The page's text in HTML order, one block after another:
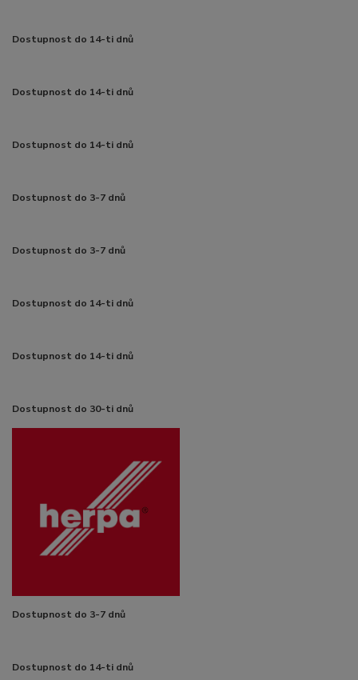
Dostupnost do 14-ti dnů
Dostupnost do 14-ti dnů
Dostupnost do 14-ti dnů
Dostupnost do 3-7 dnů
Dostupnost do 3-7 dnů
Dostupnost do 14-ti dnů
Dostupnost do 14-ti dnů
Dostupnost do 30-ti dnů
Dostupnost do 3-7 dnů
Dostupnost do 14-ti dnů